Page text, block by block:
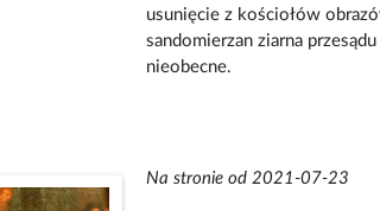
usunięcie z kościołów
sandomierzan ziarna
nieobecne.
Na stronie od 2021-07-23